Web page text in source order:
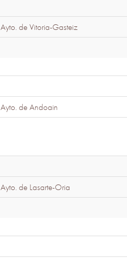
Ayto. de Vitoria-Gasteiz
Ayto. de Andoain
Ayto. de Lasarte-Oria